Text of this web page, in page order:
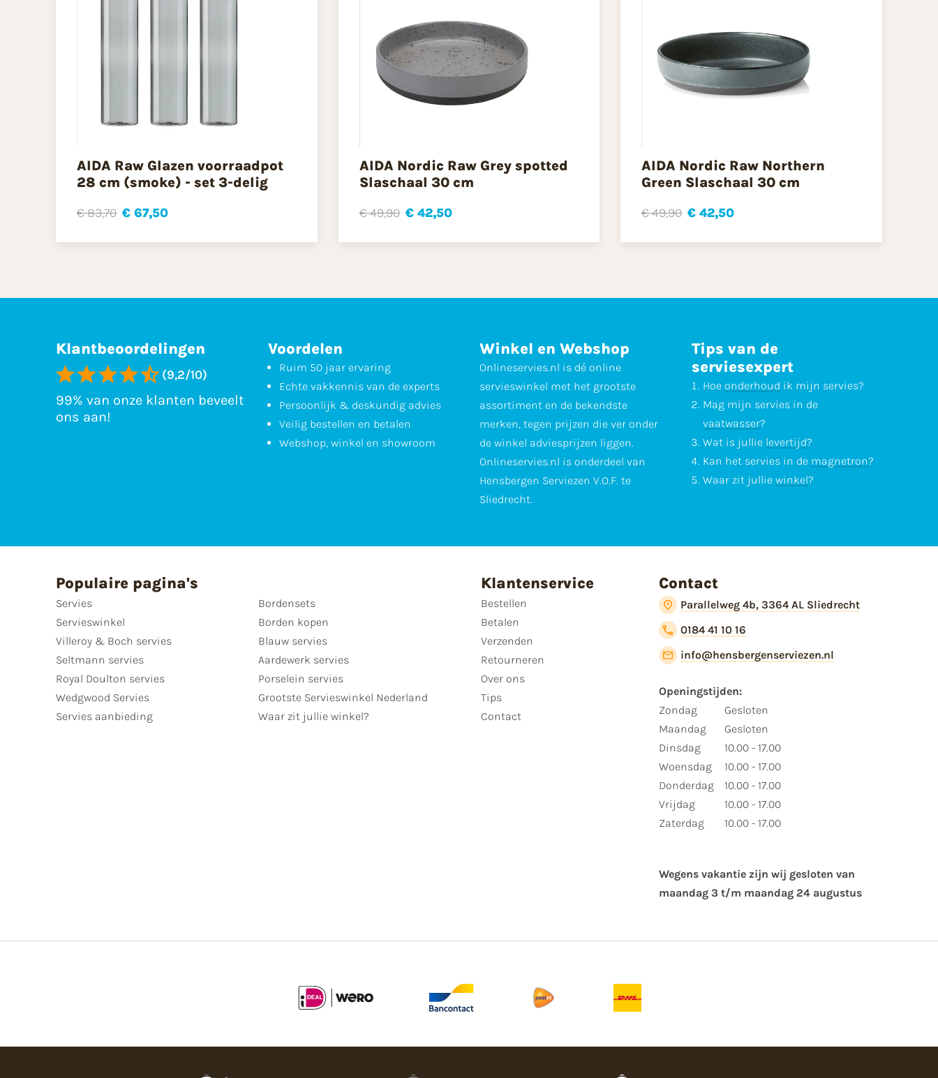
AIDA Raw Glazen voorraadpot
28 cm (smoke) - set 3-delig
€ 83,70 € 67,50
AIDA Nordic Raw Grey spotted
Slaschaal 30 cm
€ 49,90 € 42,50
AIDA Nordic Raw Northern
Green Slaschaal 30 cm
€ 49,90 € 42,50
Klantbeoordelingen
(9,2/10)
99% van onze klanten beveelt
ons aan!
Voordelen
Ruim 50 jaar ervaring
Echte vakkennis van de experts
Persoonlijk & deskundig advies
Veilig bestellen en betalen
Webshop, winkel en showroom
Winkel en Webshop
Onlineservies.nl is dé online
servieswinkel met het grootste
assortiment en de bekendste
merken, tegen prijzen die ver onder
de winkel adviesprijzen liggen.
Onlineservies.nl is onderdeel van
Hensbergen Serviezen V.O.F. te
Sliedrecht.
Tips van de
serviesexpert
Hoe onderhoud ik mijn servies?
Mag mijn servies in de
vaatwasser?
Wat is jullie levertijd?
Kan het servies in de magnetron?
Waar zit jullie winkel?
Populaire pagina's
Servies
Servieswinkel
Villeroy & Boch servies
Seltmann servies
Royal Doulton servies
Wedgwood Servies
Servies aanbieding
Bordensets
Borden kopen
Blauw servies
Aardewerk servies
Porselein servies
Grootste Servieswinkel Nederland
Waar zit jullie winkel?
Klantenservice
Bestellen
Betalen
Verzenden
Retourneren
Over ons
Tips
Contact
Contact
Parallelweg 4b, 3364 AL Sliedrecht
0184 41 10 16
info@hensbergenserviezen.nl
Openingstijden:
Zondag
Maandag
Dinsdag
Woensdag
Donderdag
Vrijdag
Zaterdag
Gesloten
Gesloten
10.00 - 17.00
10.00 - 17.00
10.00 - 17.00
10.00 - 17.00
10.00 - 17.00
Wegens vakantie zijn wij gesloten van ​
maandag 3 t/m maandag 24 augustus